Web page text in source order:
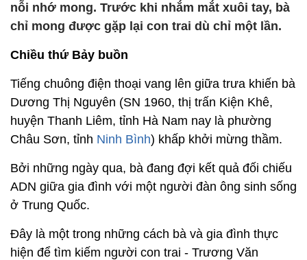
nỗi nhớ mong. Trước khi nhắm mắt xuôi tay, bà
chỉ mong được gặp lại con trai dù chỉ một lần.
Chiều thứ Bảy buồn
Tiếng chuông điện thoại vang lên giữa trưa khiến bà
Dương Thị Nguyên (SN 1960, thị trấn Kiện Khê,
huyện Thanh Liêm, tỉnh Hà Nam nay là phường
Châu Sơn, tỉnh Ninh Bình) khấp khởi mừng thầm.
Bởi những ngày qua, bà đang đợi kết quả đối chiếu
ADN giữa gia đình với một người đàn ông sinh sống
ở Trung Quốc.
Đây là một trong những cách bà và gia đình thực
hiện để tìm kiếm người con trai - Trương Văn